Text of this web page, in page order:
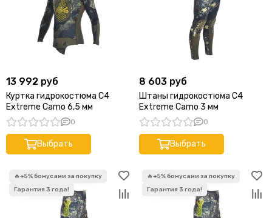
13 992 руб
Куртка гидрокостюма C4
Extreme Camo 6,5 мм
0
Выбрать
8 603 руб
Штаны гидрокостюма C4
Extreme Camo 3 мм
0
Выбрать